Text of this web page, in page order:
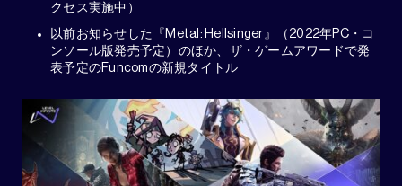
クセス実施中）
以前お知らせした『Metal: Hellsinger』（2022年PC・コ
ンソール版発売予定）のほか、ザ・ゲームアワードで発
表予定のFuncomの新規タイトル